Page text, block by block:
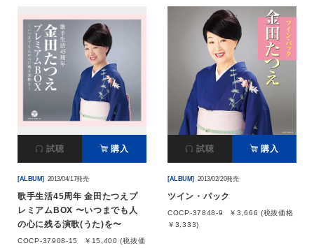
試聴 購入
[ALBUM] 2013/04/17発売
歌手生活45周年 金田たつえプ
レミアムBOX 〜いつまでも人
の心に残る演歌(うた)を〜
COCP-37908-15
￥15,400 (税抜価
試聴 購入
[ALBUM] 2013/02/20発売
ツイン・パック
COCP-37848-9
￥3,666 (税抜価格
￥3,333)